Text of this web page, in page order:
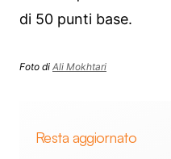
di 50 punti base.
Foto di Ali Mokhtari
Resta aggiornato